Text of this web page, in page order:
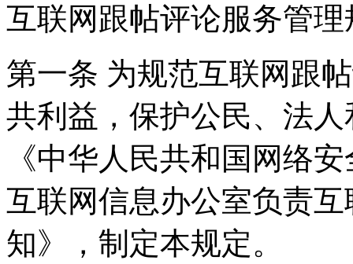
互联网跟帖评论服务管理
第一条 为规范互联网跟
共利益，保护公民、法
《中华人民共和国网络
互联网信息办公室负责
知》，制定本规定。